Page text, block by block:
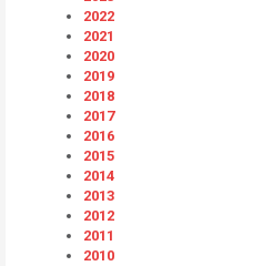
2022
2021
2020
2019
2018
2017
2016
2015
2014
2013
2012
2011
2010